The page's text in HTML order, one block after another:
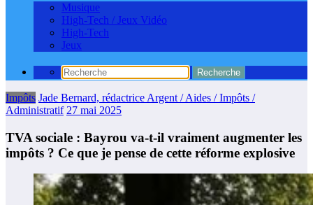
Musique
High-Tech / Jeux Vidéo
High-Tech
Jeux
Impôts Jade Bernard, rédactrice Argent / Aides / Impôts /
Administratif 27 mai 2025
TVA sociale : Bayrou va-t-il vraiment augmenter les
impôts ? Ce que je pense de cette réforme explosive